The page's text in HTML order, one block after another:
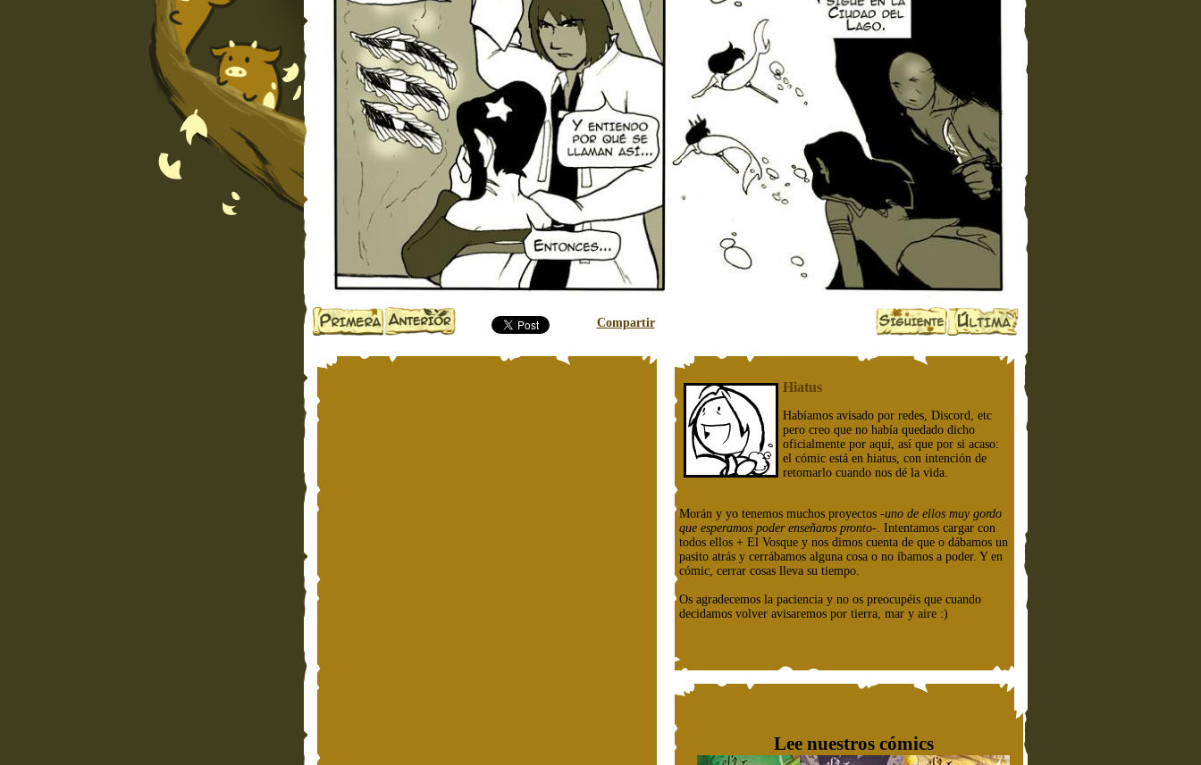
Compartir
Hiatus
Habíamos avisado por redes, Discord, etc
pero creo que no había quedado dicho
oficialmente por aquí, así que por si acaso:
el cómic está en hiatus, con intención de
retomarlo cuando nos dé la vida.
Morán y yo tenemos muchos proyectos -uno de ellos muy gordo
que esperamos poder enseñaros pronto-. Intentamos cargar con
todos ellos + El Vosque y nos dimos cuenta de que o dábamos un
pasito atrás y cerrábamos alguna cosa o no íbamos a poder. Y en
cómic, cerrar cosas lleva su tiempo.
Os agradecemos la paciencia y no os preocupéis que cuando
decidamos volver avisaremos por tierra, mar y aire :)
Lee nuestros cómics